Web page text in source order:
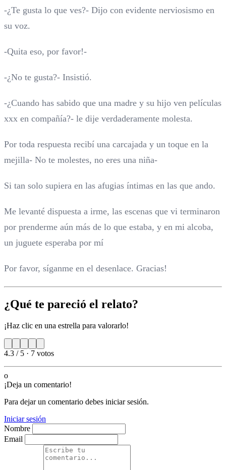
-¿Te gusta lo que ves?- Dijo con evidente nerviosismo en
su voz.
-Quita eso, por favor!-
-¿No te gusta?- Insistió.
-¿Cuando has sabido que una madre y su hijo ven películas
xxx en compañía?- le dije verdaderamente molesta.
Por toda respuesta recibí una carcajada y un toque en la
mejilla- No te molestes, no eres una niña-
Si tan solo supiera en las afugias íntimas en las que ando.
Me levanté dispuesta a irme, las escenas que vi terminaron
por prenderme aún más de lo que estaba, y en mi alcoba,
un juguete esperaba por mí
Por favor, síganme en el desenlace. Gracias!
¿Qué te pareció el relato?
¡Haz clic en una estrella para valorarlo!
4.3 / 5 · 7 votos
o
¡Deja un comentario!
Para dejar un comentario debes iniciar sesión.
Iniciar sesión
Nombre
Email